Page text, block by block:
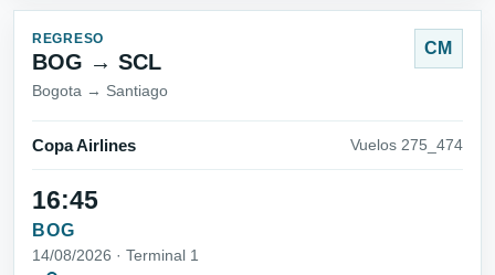
REGRESO
BOG → SCL
Bogota → Santiago
CM
Copa Airlines Vuelos 275_474
16:45
BOG
14/08/2026 · Terminal 1